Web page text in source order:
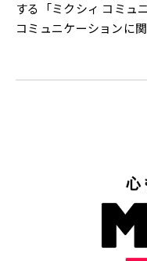
する「ミクシィ コミ
コミュニケーションに